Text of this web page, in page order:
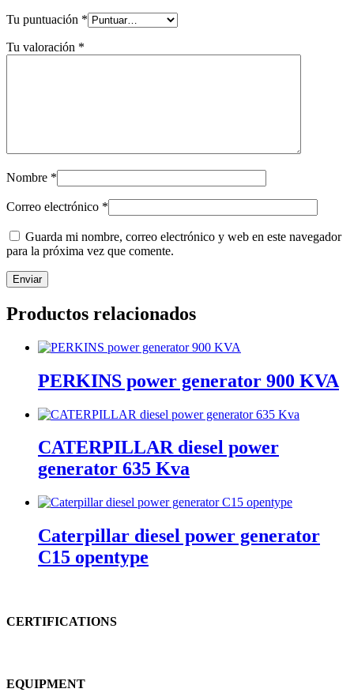
Tu puntuación *
Tu valoración *
Nombre *
Correo electrónico *
Guarda mi nombre, correo electrónico y web en este navegador
para la próxima vez que comente.
Productos relacionados
PERKINS power generator 900 KVA
CATERPILLAR diesel power
generator 635 Kva
Caterpillar diesel power generator
C15 opentype
CERTIFICATIONS
EQUIPMENT